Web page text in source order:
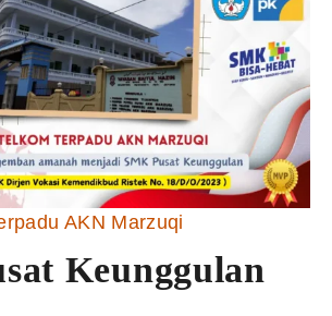
AKN Marzuqi
Keunggulan